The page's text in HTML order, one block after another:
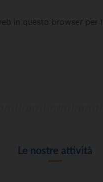
in questo browser per
Le nostre attività